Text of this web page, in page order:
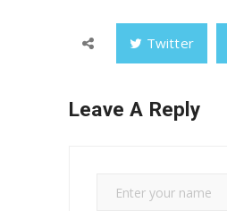
Twitter
Leave A Reply